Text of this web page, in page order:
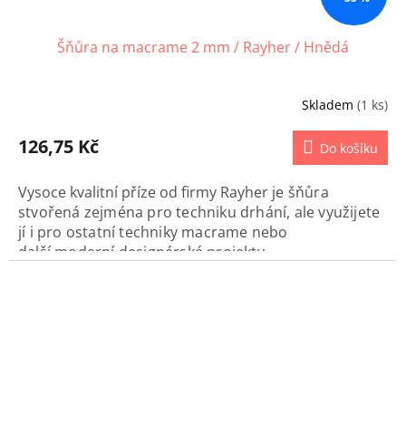
Šňůra na macrame 2 mm / Rayher / Hnědá
Skladem (1 ks)
126,75 Kč Do košíku
Vysoce kvalitní příze od firmy Rayher je šňůra
stvořená zejména pro techniku drhání, ale využijete
jí i pro ostatní techniky macrame nebo
další moderní designérské projekty..